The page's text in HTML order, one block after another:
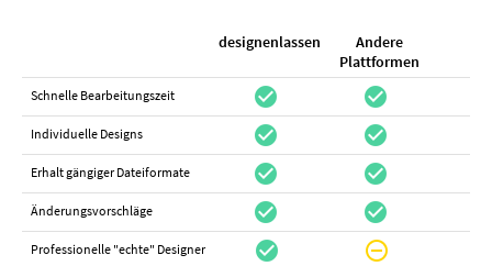
designenlassen
Andere
Plattformen
Schnelle Bearbeitungszeit check_circle check_circle
Individuelle Designs check_circle check_circle
Erhalt gängiger Dateiformate check_circle check_circle
Änderungsvorschläge check_circle check_circle
Professionelle "echte" Designer check_circle do_not_disturb_on